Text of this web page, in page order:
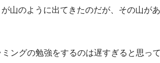
山のように出てきたのだが、その山が
ングの勉強をするのは遅すぎると思っ